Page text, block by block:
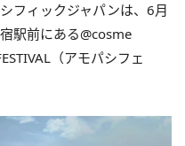
フィックジャパンは、6月
駅前にある@cosme
（アモパシフェ